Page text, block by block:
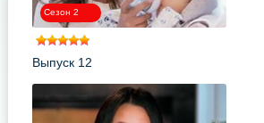
Сезон 2
Выпуск 12